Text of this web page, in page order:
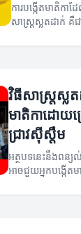
ការបង្កើតមាតិកា
សាស្រ្តស្លតដាក់ គឺ
វិធីសាស្រ្តស្លត
មាតិកាដោយប្
ជ្រាវស៊ីស្តឹម
អត្ថបទនេះនឹងពន្យ
អាចជួយអ្នកបង្កើត